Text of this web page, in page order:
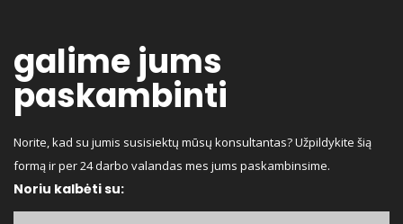
galime jums
paskambinti
Norite, kad su jumis susisiektų mūsų konsultantas? Užpildykite šią
formą ir per 24 darbo valandas mes jums paskambinsime.
Noriu kalbėti su: